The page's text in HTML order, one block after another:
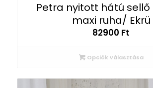
Petra nyitott hátú sellő
maxi ruha/ Ekrü
82900 Ft
Opciók választása